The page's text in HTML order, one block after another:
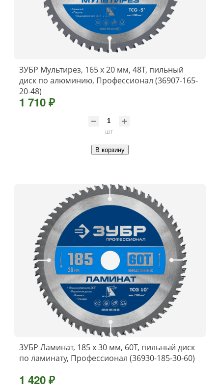
ЗУБР Мультирез, 165 x 20 мм, 48Т, пильный
диск по алюминию, Профессионал (36907-165-
20-48)
1 710 ₽
шт
В корзину
ЗУБР Ламинат, 185 х 30 мм, 60Т, пильный диск
по ламинату, Профессионал (36930-185-30-60)
1 420 ₽